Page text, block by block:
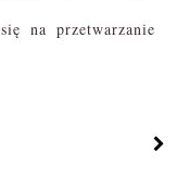
na przetwarzanie